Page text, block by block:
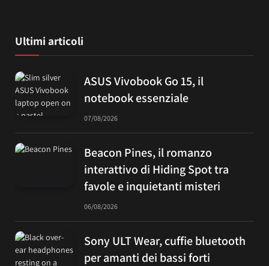
Ultimi articoli
ASUS Vivobook Go 15, il
notebook essenziale
07/08/2026
Beacon Pines, il romanzo
interattivo di Hiding Spot tra
favole e inquietanti misteri
06/08/2026
Sony ULT Wear, cuffie bluetooth
per amanti dei bassi forti